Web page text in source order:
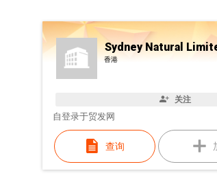
Sydney Natural
香港
关注
自登录于贸发网
查询